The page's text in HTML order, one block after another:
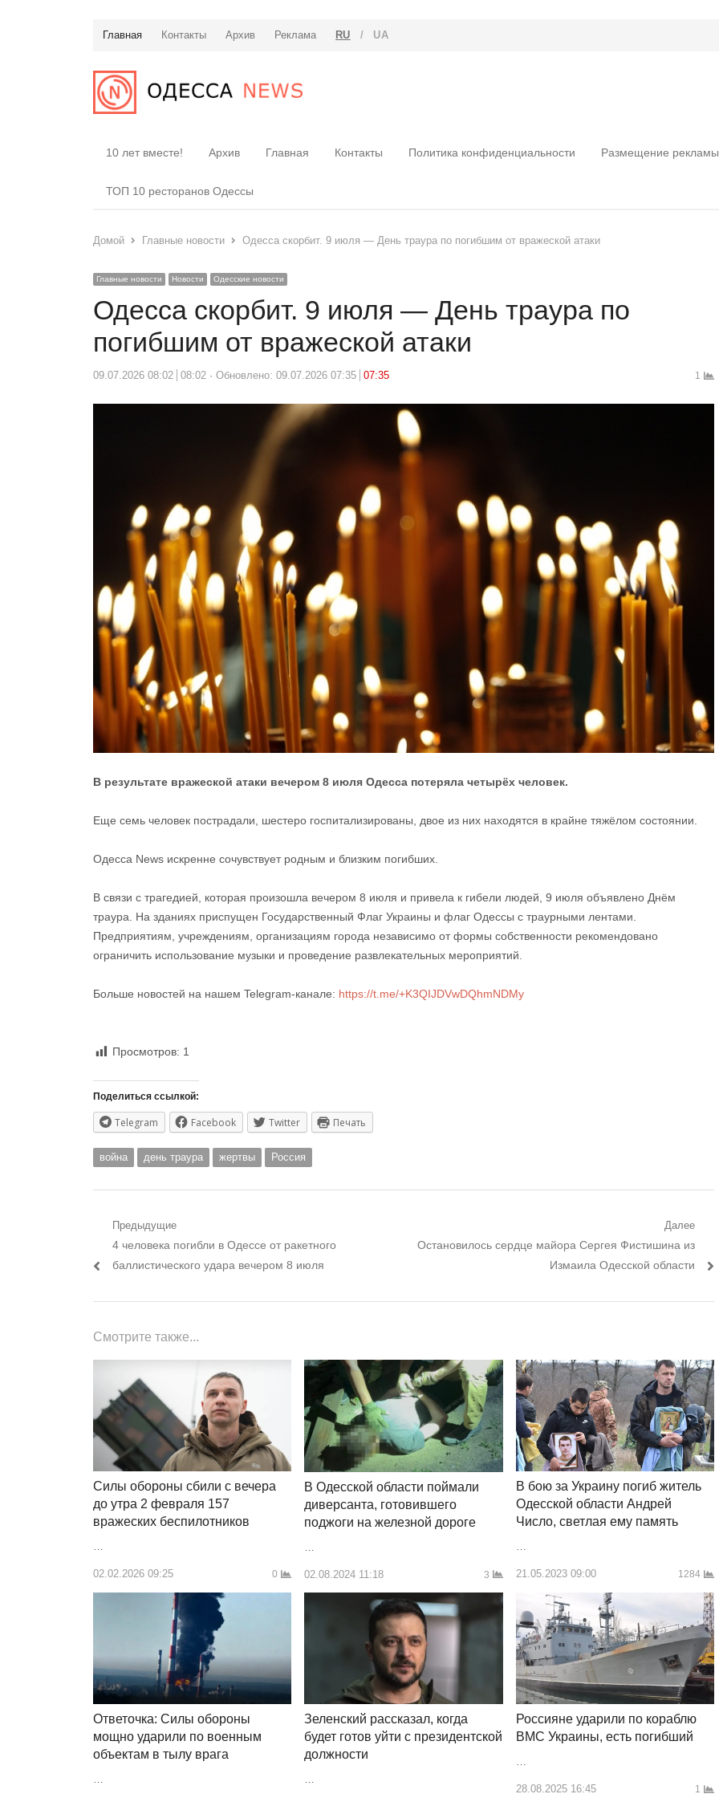
Главная Контакты Архив Реклама RU / UA
10 лет вместе! Архив Главная Контакты Политика конфиденциальности Размещение рекламы
ТОП 10 ресторанов Одессы
Домой Главные новости Одесса скорбит. 9 июля — День траура по погибшим от вражеской атаки
Главные новости Новости Одесские новости
Одесса скорбит. 9 июля — День траура по
погибшим от вражеской атаки
09.07.2026 08:02 08:02 Обновлено: 09.07.2026 07:35 07:35 1
В результате вражеской атаки вечером 8 июля Одесса потеряла четырёх человек.
Еще семь человек пострадали, шестеро госпитализированы, двое из них находятся в крайне тяжёлом состоянии.
Одесса News искренне сочувствует родным и близким погибших.
В связи с трагедией, которая произошла вечером 8 июля и привела к гибели людей, 9 июля объявлено Днём
траура. На зданиях приспущен Государственный Флаг Украины и флаг Одессы с траурными лентами.
Предприятиям, учреждениям, организациям города независимо от формы собственности рекомендовано
ограничить использование музыки и проведение развлекательных мероприятий.
Больше новостей на нашем Telegram-канале: https://t.me/+K3QIJDVwDQhmNDMy
Просмотров: 1
Поделиться ссылкой:
Telegram Facebook Twitter Печать
война день траура жертвы Россия
Навигация
по
Предыдущие
Предыдущий
пост:
4 человека погибли в Одессе от ракетного
баллистического удара вечером 8 июля
Далее
Следующий
Остановилось сердце майора Сергея Фистишина из
Измаила Одесской области
Смотрите также...
Силы обороны сбили с вечера
до утра 2 февраля 157
вражеских беспилотников
…
02.02.2026 09:25 0
В Одесской области поймали
диверсанта, готовившего
поджоги на железной дороге
02.08.2024 11:18 3
В бою за Украину погиб житель
Одесской области Андрей
Число, светлая ему память
…
21.05.2023 09:00 1284
Ответочка: Силы обороны
мощно ударили по военным
объектам в тылу врага
…
Зеленский рассказал, когда
будет готов уйти с президентской
должности
…
Россияне ударили по кораблю
ВМС Украины, есть погибший
…
28.08.2025 16:45 1